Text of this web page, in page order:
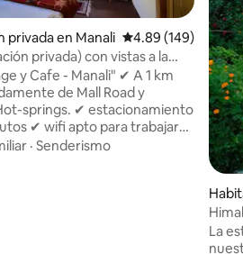
de 5; 71 evaluaciones
privada en Manali Calificación
4.89 (149)
privada) con vistas a la
Cafe - Manali" ✔ A 1 km
de Mall Road y
springs. ✔ estacionamiento
✔ wifi apto para trabajar
✔ habitaciones y limpieza
· Senderismo
La